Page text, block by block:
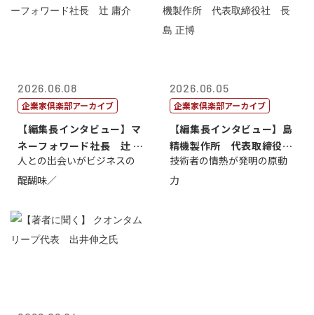
2026.06.08
企業家倶楽部アーカイブ
【編集長インタビュー】マ
ネーフォワード社長 辻 庸
介
人との出会いがビジネスの
醍醐味／
2026.06.05
企業家倶楽部アーカイブ
【編集長インタビュー】島
精機製作所 代表取締役
社 長 島 正...
技術者の情熱が発明の原動
力